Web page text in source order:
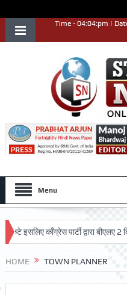
Time - 04:04:pm |
Menu
इसलिए काँग्रेस पार्टी द्वारा बीएलए 2
HOME TOWN PLANNER